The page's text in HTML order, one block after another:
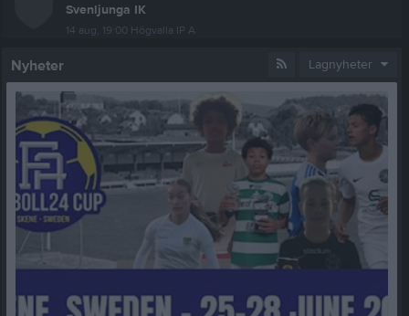
Svenljunga IK
14 aug, 19:00 Högvalla IP A
Nyheter Lagnyheter